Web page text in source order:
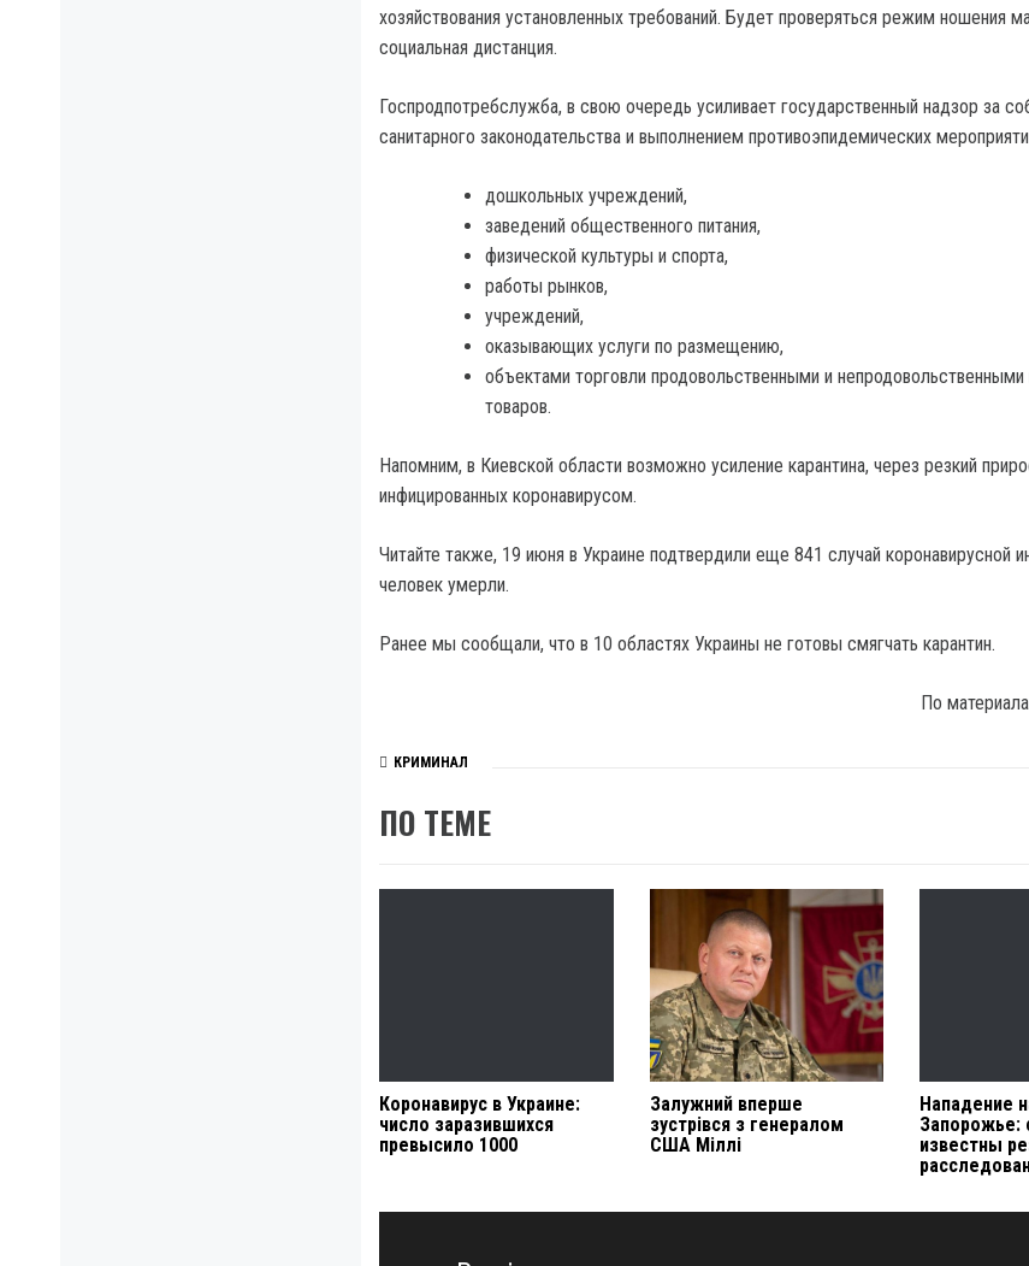
хозяйствования установленных требований. Будет проверяться режим ношения
социальная дистанция.
Госпродпотребслужба, в свою очередь усиливает государственный надзор за
санитарного законодательства и выполнением противоэпидемических
дошкольных учреждений,
заведений общественного питания,
физической культуры и спорта,
работы рынков,
учреждений,
оказывающих услуги по размещению,
объектами торговли продовольственными и непродовольственными
товаров.
Напомним, в Киевской области возможно усиление карантина, через резкий
инфицированных коронавирусом.
Читайте также, 19 июня в Украине подтвердили еще 841 случай коронавирусной
человек умерли.
Ранее мы сообщали, что в 10 областях Украины не готовы смягчать карантин.
По
КРИМИНАЛ
ПО ТЕМЕ
Коронавирус в Украине:
число заразившихся
превысило 1000
Залужний вперше
зустрівся з генералом
США Міллі
Нападение
Запорожье:
известны
Навигация